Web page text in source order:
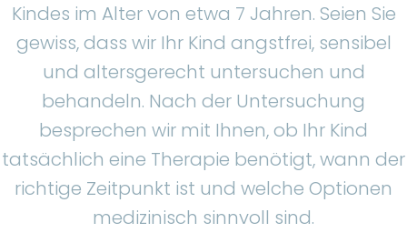
Kindes im Alter von etwa 7 Jahren. Seien Sie
gewiss, dass wir Ihr Kind angstfrei, sensibel
und altersgerecht untersuchen und
behandeln. Nach der Untersuchung
besprechen wir mit Ihnen, ob Ihr Kind
tatsächlich eine Therapie benötigt, wann der
richtige Zeitpunkt ist und welche Optionen
medizinisch sinnvoll sind.